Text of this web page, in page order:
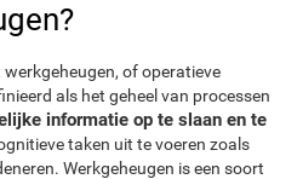
werkgeheugen, of operatieve
als het geheel van processen
informatie op te slaan en te
taken uit te voeren zoals
Werkgeheugen is een soort